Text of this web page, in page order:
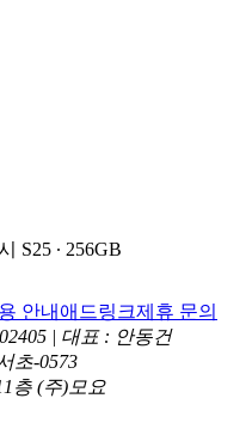
S25 ∙ 256GB
안내 애드링크제휴 문의
| 대표 : 안동건
초-0573
층 (주)모요